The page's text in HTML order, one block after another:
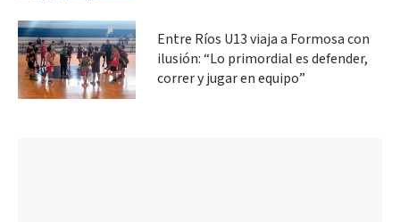
Entre Ríos U13 viaja a Formosa con
ilusión: “Lo primordial es defender,
correr y jugar en equipo”